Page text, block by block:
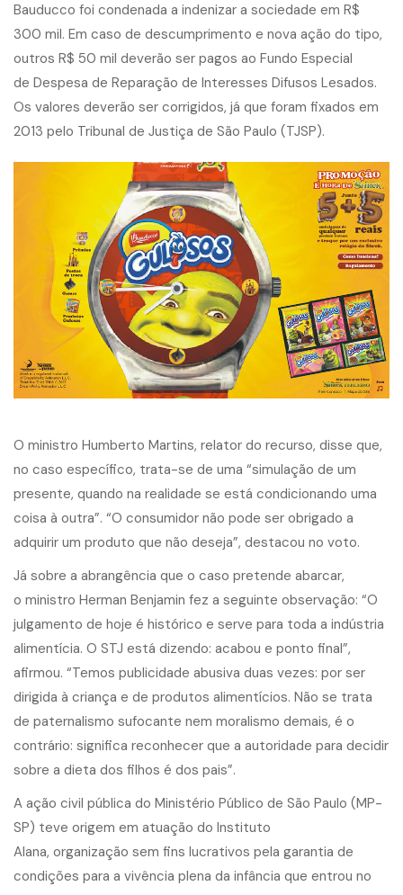
Bauducco foi condenada a indenizar a sociedade em R$
300 mil. Em caso de descumprimento e nova ação do tipo,
outros R$ 50 mil deverão ser pagos ao Fundo Especial
de Despesa de Reparação de Interesses Difusos Lesados.
Os valores deverão ser corrigidos, já que foram fixados em
2013 pelo Tribunal de Justiça de São Paulo (TJSP).
O ministro Humberto Martins, relator do recurso, disse que,
no caso específico, trata-se de uma “simulação de um
presente, quando na realidade se está condicionando uma
coisa à outra”. “O consumidor não pode ser obrigado a
adquirir um produto que não deseja”, destacou no voto.
Já sobre a abrangência que o caso pretende abarcar,
o ministro Herman Benjamin fez a seguinte observação: “O
julgamento de hoje é histórico e serve para toda a indústria
alimentícia. O STJ está dizendo: acabou e ponto final”,
afirmou. “Temos publicidade abusiva duas vezes: por ser
dirigida à criança e de produtos alimentícios. Não se trata
de paternalismo sufocante nem moralismo demais, é o
contrário: significa reconhecer que a autoridade para decidir
sobre a dieta dos filhos é dos pais”.
A ação civil pública do Ministério Público de São Paulo (MP-
SP) teve origem em atuação do Instituto
Alana, organização sem fins lucrativos pela garantia de
condições para a vivência plena da infância que entrou no